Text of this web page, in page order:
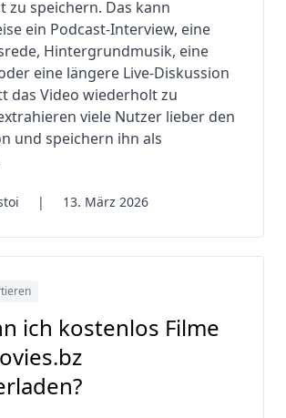
zu speichern. Das kann
ein Podcast-Interview, eine
Hintergrundmusik, eine
eine längere Live-Diskussion
das Video wiederholt zu
viele Nutzer lieber den
und speichern ihn als
| 13. März 2026
ich kostenlos Filme